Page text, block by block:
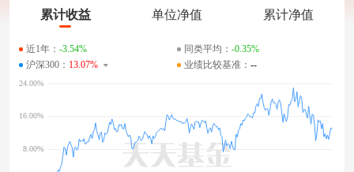
累计收益 单位净值 累计净值
近1年： -3.54% 同类平均： -0.35%
沪深300： 13.07% 业绩比较基准： --